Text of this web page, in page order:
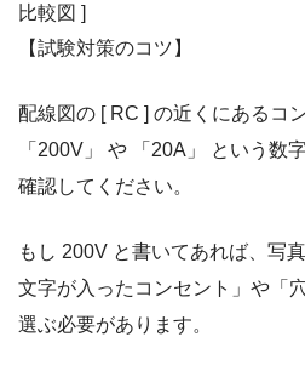
比較図 ]
【試験対策のコツ】
配線図の [ RC ] の近くにあるコ
「200V」 や 「20A」 という数
確認してください。
もし 200V と書いてあれば、写
文字が入ったコンセント」や「
選ぶ必要があります。